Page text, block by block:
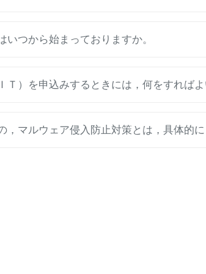
つから始まっておりますか。
Ｔ）を申込みするときには，何をすればよ
，マルウェア侵入防止対策とは，具体的